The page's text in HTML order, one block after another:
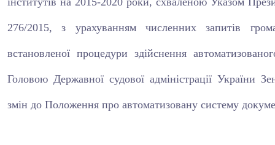
276/2015, з урахуванням численних запитів
встановленої процедури здійснення
Головою Державної судової адміністрації України
змін до Положення про автоматизовану систему